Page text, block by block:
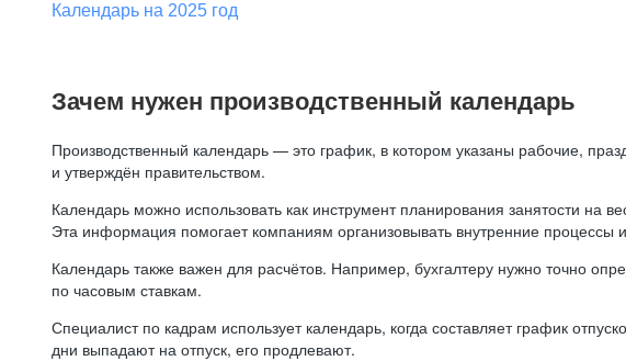
Календарь на 2025 год
Зачем нужен производственный календарь
Производственный календарь — это график, в котором указаны рабочие,
и утверждён правительством.
Календарь можно использовать как инструмент планирования занятости
Эта информация помогает компаниям организовывать внутренние процессы
Календарь также важен для расчётов. Например, бухгалтеру нужно точно
по часовым ставкам.
Специалист по кадрам использует календарь, когда составляет график
дни выпадают на отпуск, его продлевают.